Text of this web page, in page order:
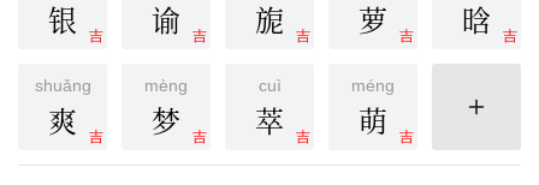
吉
银 吉
谕 吉
旎 吉
萝 吉
晗
shuǎng
吉
爽
mèng
吉
梦
cuì
吉
萃
méng
吉
萌 更多